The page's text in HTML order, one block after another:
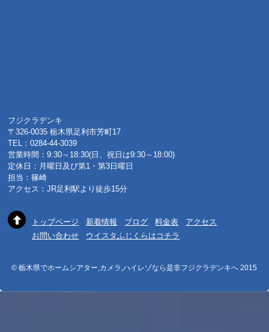
フジクラデンキ
〒326-0035 栃木県足利市芳町17
TEL：0284-44-3039
営業時間：9:30～18:30(日、祝日は9:30～18:00)
定休日：月曜日及び第1・第3日曜日
担当：篠崎
アクセス：JR足利駅より徒歩15分
トップページ 新着情報 ブログ 料金表
アクセス
お問い合わせ
ウイスタふじくらはコチラ
© 栃木県でホームシアター,カメラ,ハイレゾなら是非フジクラデンキへ 2015